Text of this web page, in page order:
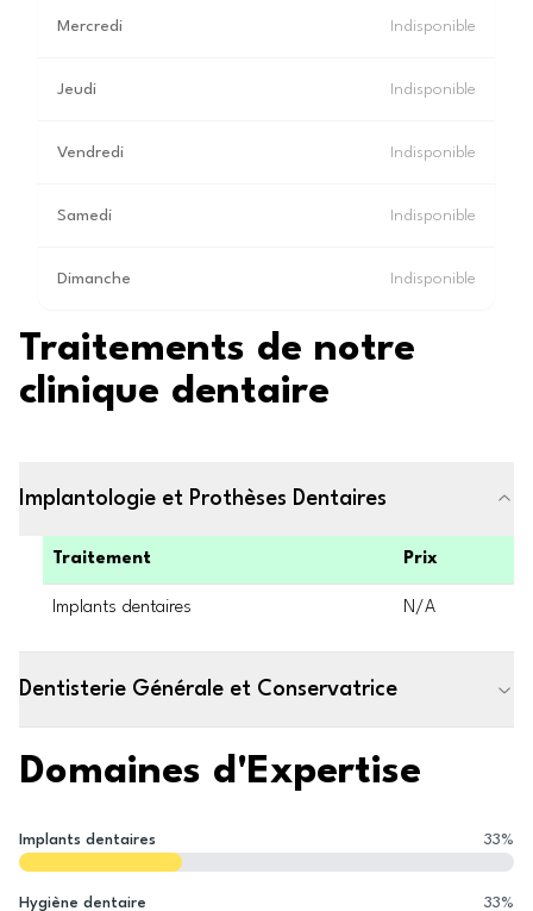
Mercredi Indisponible
Jeudi Indisponible
Vendredi Indisponible
Samedi Indisponible
Dimanche Indisponible
Traitements de notre
clinique dentaire
Implantologie et Prothèses Dentaires
Traitement Prix
Implants dentaires N/A
Dentisterie Générale et Conservatrice
Domaines d'Expertise
Implants dentaires 33%
Hygiène dentaire 33%